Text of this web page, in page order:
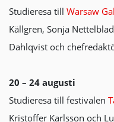
Studieresa till Warsaw
Källgren, Sonja
Dahlqvist och
20 – 24 augusti
Studieresa till festivalen
Kristoffer Karlsson och